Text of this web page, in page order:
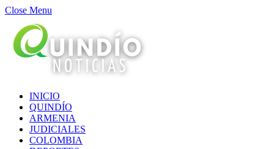
Close Menu
INICIO
QUINDÍO
ARMENIA
JUDICIALES
COLOMBIA